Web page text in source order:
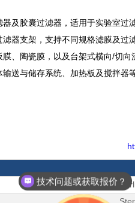
及胶囊过滤器，适用于实验室过
器支架，支持不同规格滤膜及过
、陶瓷膜，以及台架式横向/切
送与储存系统、加热板及搅拌
技术问题或获取报价？
产品说明书在哪里？